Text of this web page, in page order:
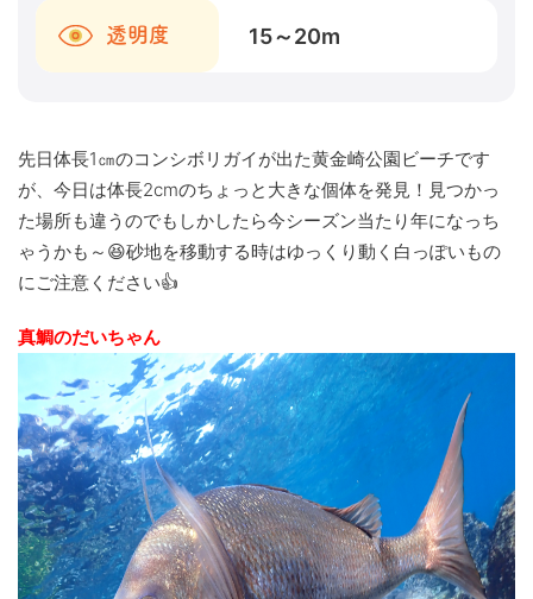
透明度 15～20m
先日体長1㎝のコンシボリガイが出た黄金崎公園ビーチです
が、今日は体長2cmのちょっと大きな個体を発見！見つかっ
た場所も違うのでもしかしたら今シーズン当たり年になっち
ゃうかも～😆砂地を移動する時はゆっくり動く白っぽいもの
にご注意ください👍
真鯛のだいちゃん